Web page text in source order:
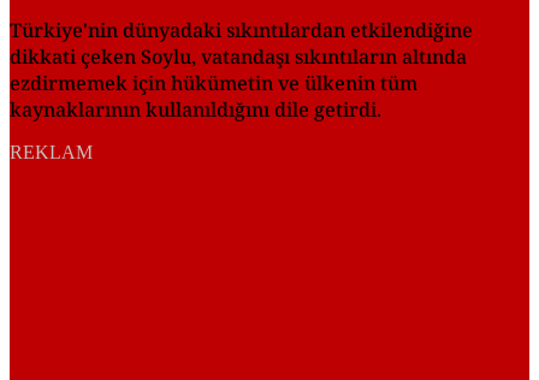
Türkiye'nin dünyadaki sıkıntılardan etkilendiğine
dikkati çeken Soylu, vatandaşı sıkıntıların altında
ezdirmemek için hükümetin ve ülkenin tüm
kaynaklarının kullanıldığını dile getirdi.
REKLAM